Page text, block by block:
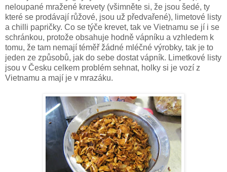
neloupané mražené krevety (všimněte si, že jsou šedé, ty
které se prodávají růžové, jsou už předvařené), limetové listy
a chilli papričky. Co se týče krevet, tak ve Vietnamu se jí i se
schránkou, protože obsahuje hodně vápníku a vzhledem k
tomu, že tam nemají téměř žádné mléčné výrobky, tak je to
jeden ze způsobů, jak do sebe dostat vápník. Limetkové listy
jsou v Česku celkem problém sehnat, holky si je vozí z
Vietnamu a mají je v mrazáku.